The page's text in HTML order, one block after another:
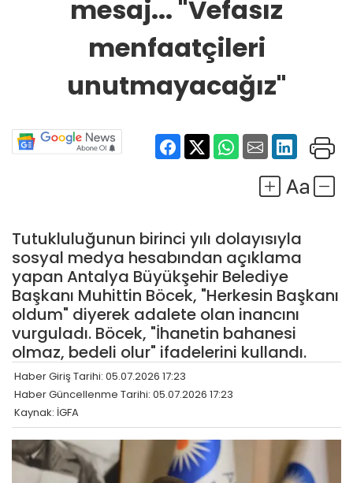
mesaj... "Vefasız
menfaatçileri
unutmayacağız"
Tutukluluğunun birinci yılı dolayısıyla
sosyal medya hesabından açıklama
yapan Antalya Büyükşehir Belediye
Başkanı Muhittin Böcek, "Herkesin Başkanı
oldum" diyerek adalete olan inancını
vurguladı. Böcek, "İhanetin bahanesi
olmaz, bedeli olur" ifadelerini kullandı.
Haber Giriş Tarihi: 05.07.2026 17:23
Haber Güncellenme Tarihi: 05.07.2026 17:23
Kaynak: İGFA